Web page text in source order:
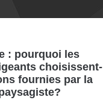
: pourquoi les
choisissent-
fournies par la